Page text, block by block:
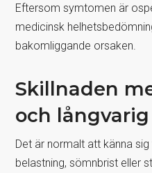
Eftersom symtomen är
medicinsk
bakomliggande orsaken.
Skillnaden
och
Det är normalt att känna
belastning, sömnbrist eller